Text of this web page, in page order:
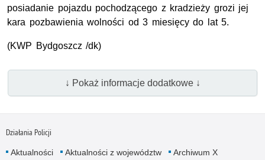
posiadanie pojazdu pochodzącego z kradzieży grozi jej
kara pozbawienia wolności od 3 miesięcy do lat 5.
(KWP Bydgoszcz /dk)
↓ Pokaż informacje dodatkowe ↓
Działania Policji
Aktualności Aktualności z województw
Archiwum X